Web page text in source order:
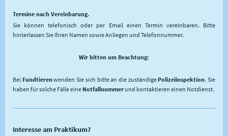
Termine nach Vereinbarung.
Sie können telefonisch oder per Email einen Termin vereinbaren. Bitte
hinterlassen Sie Ihren Namen sowie Anliegen und Telefonnummer.
Wir bitten um Beachtung:
Bei Fundtierenwenden Sie sich bitte an die zuständige Polizeiinspektion. Sie
haben für solche Fälle eine Notfallnummer und kontaktieren einen Notdienst.
Interesse am Praktikum?